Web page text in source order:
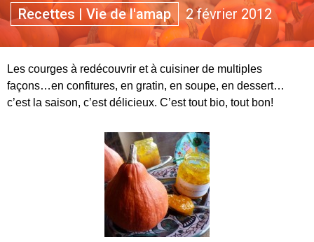
Themes :
Recettes | Vie de l'amap 2 février 2012
Les courges à redécouvrir et à cuisiner de multiples
façons…en confitures, en gratin, en soupe, en dessert…
c’est la saison, c’est délicieux. C’est tout bio, tout bon!